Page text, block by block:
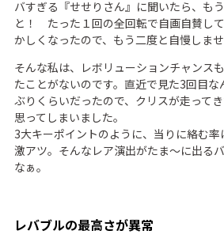
バすぎる『せせりさん』に聞いたら、も
と！ たった１回の全回転で自画自賛し
かしくなったので、もう二度と自慢しま
そんな私は、レボリューションチャンス
たことがないのです。直近で見た3回目
ぶりくらいだったので、クリスが走って
思ってしまいました。
3大キーポイントのように、当りに絡む
激アツ。そんなレア演出がたま〜に出る
なぁ。
レバブルの最高さが異常